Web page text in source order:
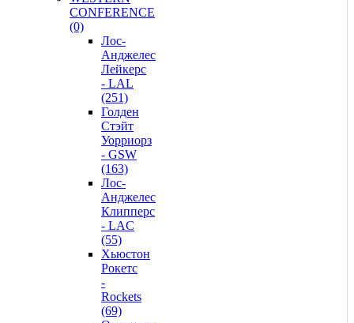
CONFERENCE
(0)
Лос-
Анджелес
Лейкерс
- LAL
(251)
Голден
Стэйт
Уорриорз
- GSW
(163)
Лос-
Анджелес
Клипперс
- LAC
(55)
Хьюстон
Рокетс
-
Rockets
(69)